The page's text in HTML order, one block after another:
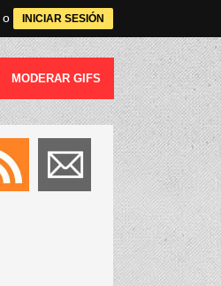
o INICIAR SESIÓN
MODERAR GIFS